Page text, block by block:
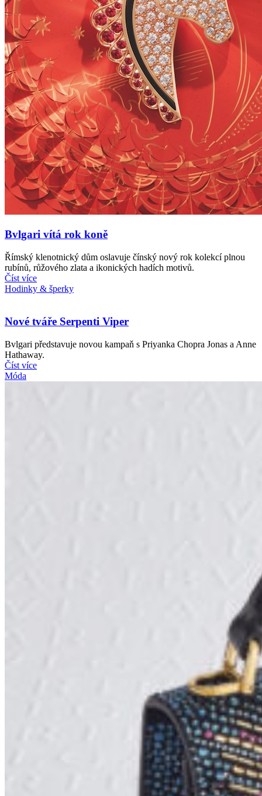
Bvlgari vítá rok koně
Římský klenotnický dům oslavuje čínský nový rok kolekcí plnou
rubínů, růžového zlata a ikonických hadích motivů.
Číst více
Hodinky & šperky
Nové tváře Serpenti Viper
Bvlgari představuje novou kampaň s Priyanka Chopra Jonas a Anne
Hathaway.
Číst více
Móda